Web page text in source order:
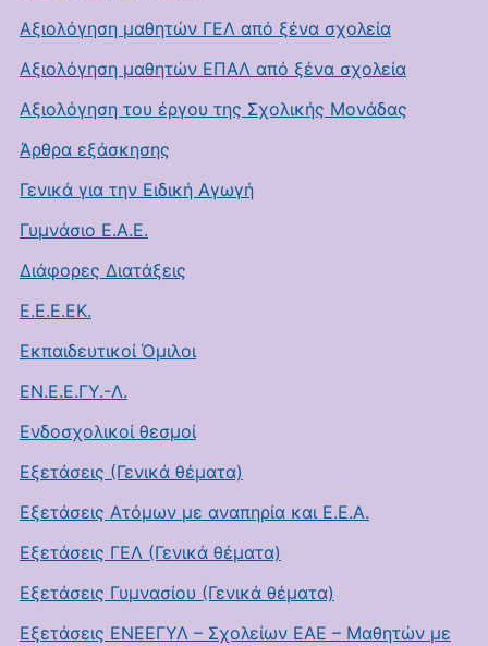
Αξιολόγηση μαθητών ΓΕΛ από ξένα σχολεία
Αξιολόγηση μαθητών ΕΠΑΛ από ξένα σχολεία
Αξιολόγηση του έργου της Σχολικής Μονάδας
Άρθρα εξάσκησης
Γενικά για την Ειδική Αγωγή
Γυμνάσιο Ε.Α.Ε.
Διάφορες Διατάξεις
Ε.Ε.Ε.ΕΚ.
Εκπαιδευτικοί Όμιλοι
ΕΝ.Ε.Ε.ΓΥ.-Λ.
Ενδοσχολικοί θεσμοί
Εξετάσεις (Γενικά θέματα)
Εξετάσεις Ατόμων με αναπηρία και Ε.Ε.Α.
Εξετάσεις ΓΕΛ (Γενικά θέματα)
Εξετάσεις Γυμνασίου (Γενικά θέματα)
Εξετάσεις ΕΝΕΕΓΥΛ – Σχολείων ΕΑΕ – Μαθητών με